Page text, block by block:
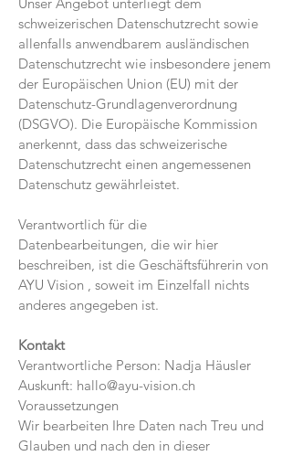
schweizerischen Datenschutzrecht sowie
allenfalls anwendbarem ausländischen
Datenschutzrecht wie insbesondere jenem
der Europäischen Union (EU) mit der
Datenschutz-Grundlagenverordnung
(DSGVO). Die Europäische Kommission
anerkennt, dass das schweizerische
Datenschutzrecht einen angemessenen
Datenschutz gewährleistet.
Verantwortlich für die
Datenbearbeitungen, die wir hier
beschreiben, ist die Geschäftsführerin von
AYU Vision , soweit im Einzelfall nichts
anderes angegeben ist.
Kontakt
Verantwortliche Person: Nadja Häusler
Auskunft: hallo@ayu-vision.ch
Voraussetzungen
Wir bearbeiten Ihre Daten nach Treu und
Glauben und nach den in dieser